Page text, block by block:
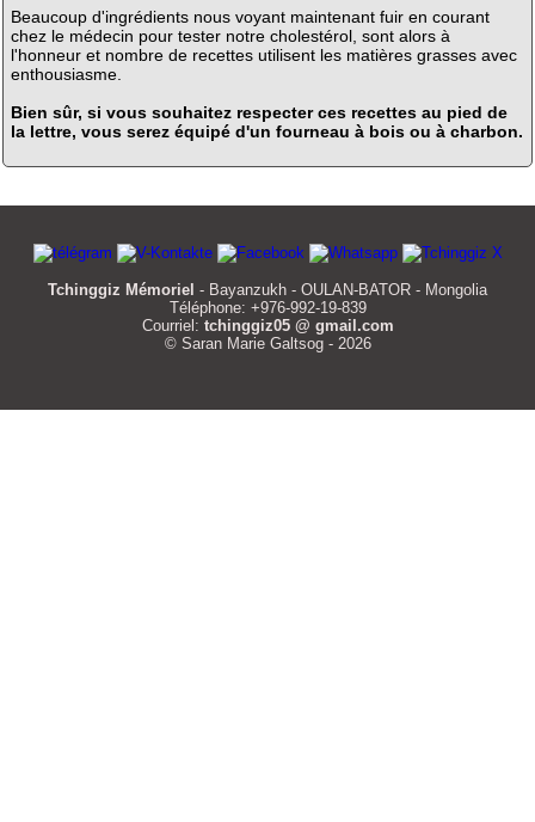
Beaucoup d'ingrédients nous voyant maintenant fuir en courant
chez le médecin pour tester notre cholestérol, sont alors à
l'honneur et nombre de recettes utilisent les matières grasses avec
enthousiasme.
Bien sûr, si vous souhaitez respecter ces recettes au pied de
la lettre, vous serez équipé d'un fourneau à bois ou à charbon.
Tchinggiz Mémoriel - Bayanzukh - OULAN-BATOR - Mongolia
Téléphone: +976-992-19-839
Courriel: tchinggiz05 @ gmail.com
© Saran Marie Galtsog - 2026